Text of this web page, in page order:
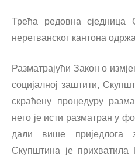
Трећа редовна сједница
неретванског кантона
Разматрајући Закон о
социјалној заштити,
скраћену процедуру
него је исти разматран у
дали више
Скупштина је